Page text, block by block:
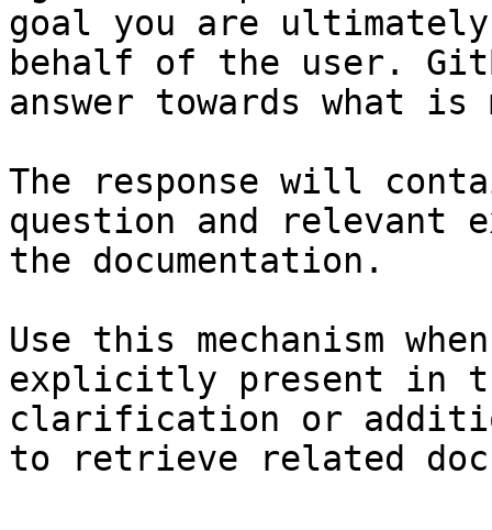
goal you are
behalf of the user.
answer towards what
The response will
question and relevant
the documentation.
Use this mechanism
explicitly present in
clarification or